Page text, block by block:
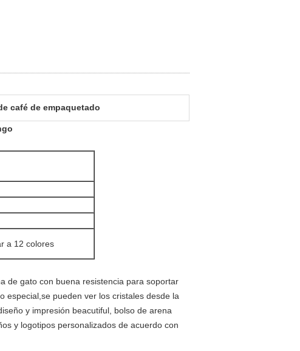
café de empaquetado
a 12 colores
de gato con buena resistencia para soportar
especial,se pueden ver los cristales desde la
y impresión beacutiful, bolso de arena
y logotipos personalizados de acuerdo con